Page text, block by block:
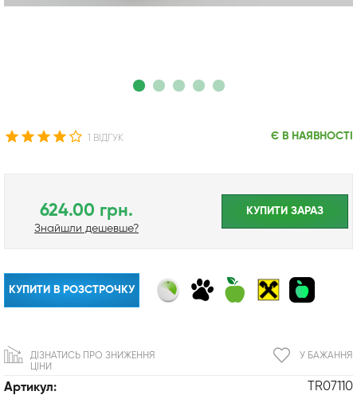
1 ВІДГУК Є В НАЯВНОСТІ
Артикул: TR07110
624.00 грн.
Знайшли дешевше?
КУПИТИ ЗАРАЗ
КУПИТИ В РОЗСТРОЧКУ
У БАЖАННЯ
ДІЗНАТИСЬ ПРО ЗНИЖЕННЯ
ЦІНИ